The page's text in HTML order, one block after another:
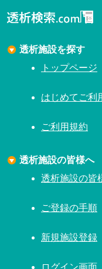
透析施設を探す
トップページ
はじめてご利
ご利用規約
透析施設の皆様へ
透析施設の皆
ご登録の手順
新規施設登録